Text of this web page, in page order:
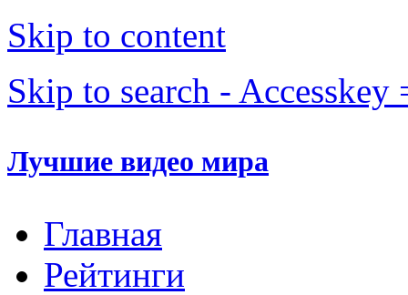
Skip to content
Skip to search - Accesskey
Лучшие видео мира
Главная
Рейтинги